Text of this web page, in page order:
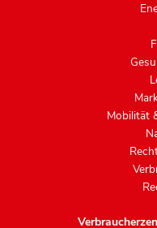
Mobilität